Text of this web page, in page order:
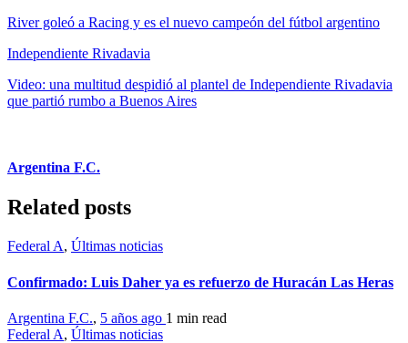
River goleó a Racing y es el nuevo campeón del fútbol argentino
Independiente Rivadavia
Video: una multitud despidió al plantel de Independiente Rivadavia
que partió rumbo a Buenos Aires
Argentina F.C.
Related posts
Federal A, Últimas noticias
Confirmado: Luis Daher ya es refuerzo de Huracán Las Heras
Argentina F.C., 5 años ago 1 min read
Federal A, Últimas noticias